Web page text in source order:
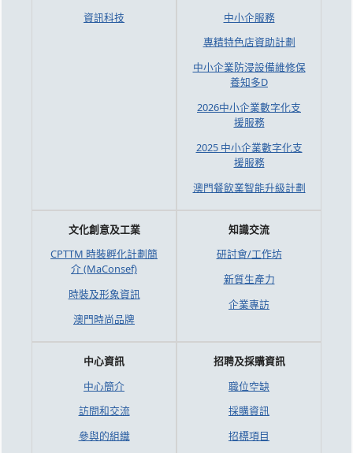
資訊科技
中小企服務
專精特色店資助計劃
中小企業防浸設備維修保
養知多D
2026中小企業數字化支
援服務
2025 中小企業數字化支
援服務
澳門餐飲業智能升級計劃
文化創意及工業
CPTTM 時裝孵化計劃簡
介 (MaConsef)
時裝及形象資訊
澳門時尚品牌
知識交流
研討會/工作坊
新質生產力
企業專訪
中心資訊
中心簡介
訪問和交流
參與的組織
招聘及採購資訊
職位空缺
採購資訊
招標項目